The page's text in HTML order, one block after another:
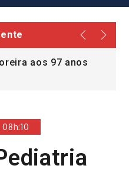
aos 97 anos